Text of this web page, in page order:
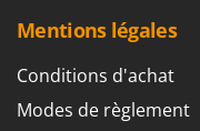
Mentions légales
Conditions d'achat
Modes de règlement